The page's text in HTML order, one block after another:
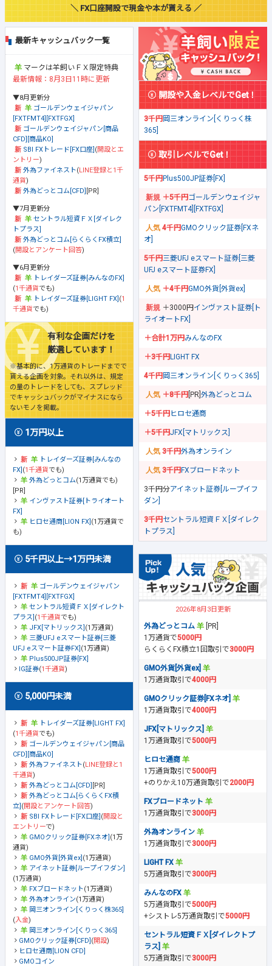
＼ FX口座開設で現金や本が貰える ／
最新キャッシュバック一覧
マークは羊飼いＦＸ限定特典
最新情報：8月3日11時に更新
▼8月更新分
ゴールデンウェイジャパン
[FXTFMT4][FXTFGX]
ゴールデンウェイジャパン[商品
CFD][商品KO]
SBI FXトレード[FX口座] (開設とエ
ントリー)
外為ファイネスト(LINE登録と1千
通貨)
外為どっとコム[CFD] [PR]
▼7月更新分
セントラル短資ＦＸ[ダイレク
トプラス]
外為どっとコム[らくらくFX積立]
(開設とアンケート回答)
▼6月更新分
トレイダーズ証券[みんなのFX]
(1千通貨でも)
トレイダーズ証券[LIGHT FX] (1
千通貨でも)
有利な企画だけを
厳選しています！
※基本的に、1万通貨のトレードまでで
貰える企画を対象。それ以外は、規定
の量のトレードをしても、スプレッド
でキャッシュバックがマイナスになら
ないモノを掲載。
1万円以上
トレイダーズ証券[みんなの
FX] (1千通貨でも)
外為どっとコム(1万通貨でも)
[PR]
インヴァスト証券[トライオート
FX]
ヒロセ通商[LION FX] (1万通貨で
も)
5千円以上→1万円未満
ゴールデンウェイジャパン
[FXTFMT4][FXTFGX]
セントラル短資ＦＸ[ダイレクト
プラス] (1千通貨でも)
JFX[マトリックス] (1万通貨)
三菱UFJ eスマート証券[三菱
UFJ eスマート証券FX] (1万通貨)
Plus500JP証券[FX]
IG証券(1千通貨)
5,000円未満
トレイダーズ証券[LIGHT FX]
(1千通貨でも)
ゴールデンウェイジャパン[商品
CFD][商品KO]
外為ファイネスト(LINE登録と1
千通貨)
外為どっとコム[CFD] [PR]
外為どっとコム[らくらくFX積
立] (開設とアンケート回答)
SBI FXトレード[FX口座] (開設と
エントリーで)
GMOクリック証券[FXネオ] (1万
通貨)
GMO外貨[外貨ex] (1万通貨)
アイネット証券[ループイフダン]
(1万通貨)
FXブロードネット(1万通貨)
外為オンライン(1万通貨)
岡三オンライン[くりっく株365]
(入金)
岡三オンライン[くりっく365]
GMOクリック証券[CFD] (開設)
ヒロセ通商[LION CFD]
GMOコイン
開設や入金レベルでGet！
3千円岡三オンライン[くりっく株
365]
取引レベルでGet！
5千円Plus500JP証券[FX]
＋5千円ゴールデンウェイジャ
パン[FXTFMT4][FXTFGX]
4千円GMOクリック証券[FXネ
オ]
5千円三菱UFJ eスマート証券[三菱
UFJ eスマート証券FX]
＋4千円GMO外貨[外貨ex]
＋3000円インヴァスト証券[ト
ライオートFX]
＋合計1万円みんなのFX
＋3千円LIGHT FX
4千円岡三オンライン[くりっく365]
＋8千円 [PR] 外為どっとコム
＋5千円ヒロセ通商
＋5千円JFX[マトリックス]
3千円外為オンライン
3千円FXブロードネット
3千円分アイネット証券[ループイフ
ダン]
3千円セントラル短資ＦＸ[ダイレク
トプラス]
2026年8月3日更新
外為どっとコム
[PR]
1万通貨で5000円
らくらくFX積立1回取引で3000円
GMO外貨[外貨ex]
1万通貨取引で4000円
GMOクリック証券[FXネオ]
1万通貨取引で4000円
JFX[マトリックス]
1万通貨取引で5000円
ヒロセ通商
1万通貨取引で5000円
+のりかえ10万通貨取引で2000円
FXブロードネット
1万通貨取引で3000円
外為オンライン
1万通貨取引で3000円
LIGHT FX
5万通貨取引で3000円
みんなのFX
5万通貨取引で5000円
+シストレ5万通貨取引で5000円
セントラル短資ＦＸ[ダイレクトプ
ラス]
5万通貨取引で3000円